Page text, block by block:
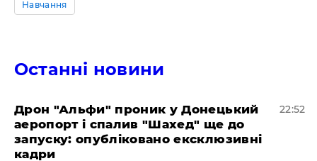
Навчання
Останні новини
​Дрон "Альфи" проник у Донецький
аеропорт і спалив "Шахед" ще до
запуску: опубліковано ексклюзивні
кадри
22:52